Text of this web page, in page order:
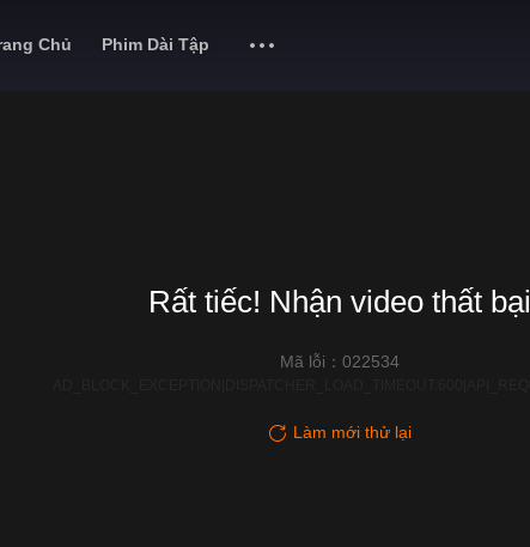
Chủ Phim Dài Tập
Rất tiếc! Nhận video thất bại
Mã lỗi：022534
Làm mới thử lại